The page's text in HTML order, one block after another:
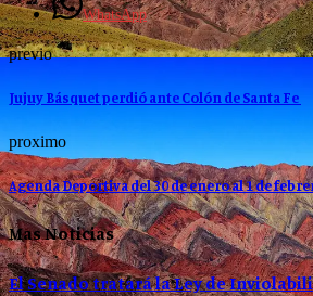
WhatsApp
previo
Jujuy Básquet perdió ante Colón de Santa Fe
proximo
Agenda Deportiva del 30 de enero al 1 de
Mas Noticias
El Senado tratará la Ley de